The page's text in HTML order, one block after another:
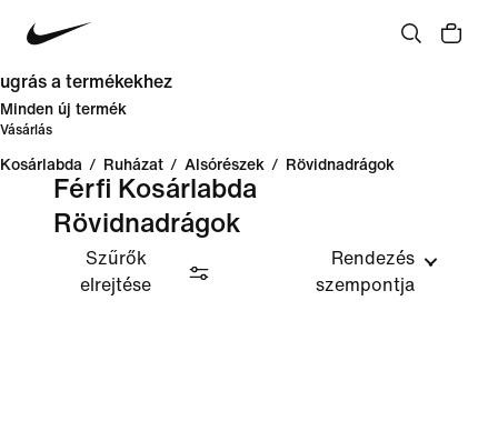
ugrás a termékekhez
Minden új termék
Vásárlás
Kosárlabda / Ruházat / Alsórészek / Rövidnadrágok
Férfi Kosárlabda
Rövidnadrágok
Szűrők
elrejtése
Rendezés
szempontja